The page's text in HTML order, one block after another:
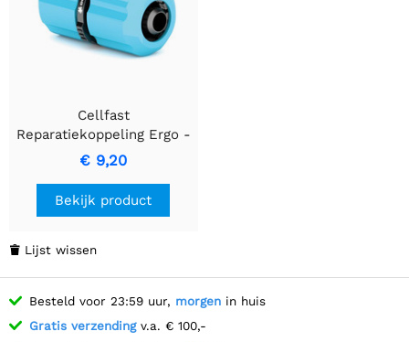
Cellfast
Reparatiekoppeling Ergo -
Snelle Oplossing voor
Slangreparatie
€ 9,20
Bekijk product
 Lijst wissen
Besteld voor 23:59 uur, morgen in huis
Gratis verzendingv.a. € 100,-